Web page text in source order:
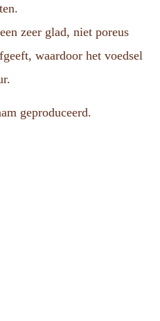
zeer glad, niet poreus
waardoor het voedsel
geproduceerd.